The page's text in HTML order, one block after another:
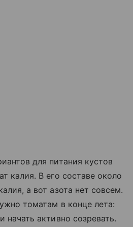
для питания кустов
калия. В его составе около
а вот азота нет совсем.
томатам в конце лета:
начать активно созревать.